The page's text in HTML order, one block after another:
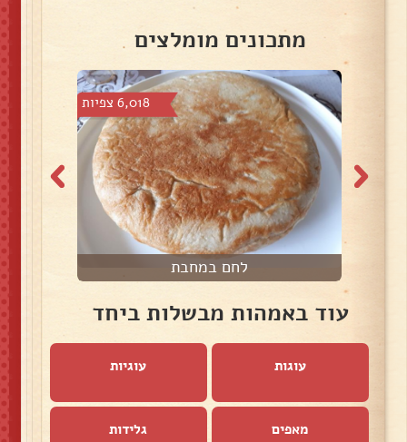
מתכונים מומלצים
6,018 צפיות
לחם במחבת
עוד באמהות מבשלות ביחד
עוגות עוגיות
מאפים גלידות